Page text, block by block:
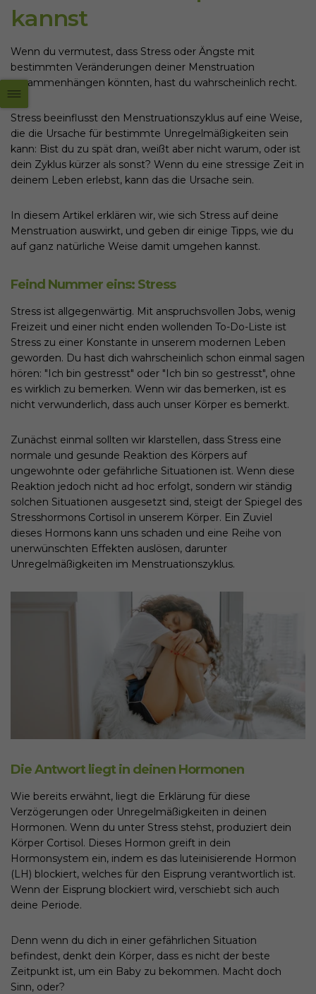
kannst
Wenn du vermutest, dass Stress oder Ängste mit
bestimmten Veränderungen deiner Menstruation
zusammenhängen könnten, hast du wahrscheinlich recht.
Stress beeinflusst den Menstruationszyklus auf eine Weise,
die die Ursache für bestimmte Unregelmäßigkeiten sein
kann: Bist du zu spät dran, weißt aber nicht warum, oder ist
dein Zyklus kürzer als sonst? Wenn du eine stressige Zeit in
deinem Leben erlebst, kann das die Ursache sein.
In diesem Artikel erklären wir, wie sich Stress auf deine
Menstruation auswirkt, und geben dir einige Tipps, wie du
auf ganz natürliche Weise damit umgehen kannst.
Feind Nummer eins: Stress
Stress ist allgegenwärtig. Mit anspruchsvollen Jobs, wenig
Freizeit und einer nicht enden wollenden To-Do-Liste ist
Stress zu einer Konstante in unserem modernen Leben
geworden. Du hast dich wahrscheinlich schon einmal sagen
hören: "Ich bin gestresst" oder "Ich bin so gestresst", ohne
es wirklich zu bemerken. Wenn wir das bemerken, ist es
nicht verwunderlich, dass auch unser Körper es bemerkt.
Zunächst einmal sollten wir klarstellen, dass Stress eine
normale und gesunde Reaktion des Körpers auf
ungewohnte oder gefährliche Situationen ist. Wenn diese
Reaktion jedoch nicht ad hoc erfolgt, sondern wir ständig
solchen Situationen ausgesetzt sind, steigt der Spiegel des
Stresshormons Cortisol in unserem Körper. Ein Zuviel
dieses Hormons kann uns schaden und eine Reihe von
unerwünschten Effekten auslösen, darunter
Unregelmäßigkeiten im Menstruationszyklus.
Die Antwort liegt in deinen Hormonen
Wie bereits erwähnt, liegt die Erklärung für diese
Verzögerungen oder Unregelmäßigkeiten in deinen
Hormonen. Wenn du unter Stress stehst, produziert dein
Körper Cortisol. Dieses Hormon greift in dein
Hormonsystem ein, indem es das luteinisierende Hormon
(LH) blockiert, welches für den Eisprung verantwortlich ist.
Wenn der Eisprung blockiert wird, verschiebt sich auch
deine Periode.
Denn wenn du dich in einer gefährlichen Situation
befindest, denkt dein Körper, dass es nicht der beste
Zeitpunkt ist, um ein Baby zu bekommen. Macht doch
Sinn, oder?